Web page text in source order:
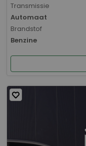
Transmissie
Automaat
Brandstof
Benzine